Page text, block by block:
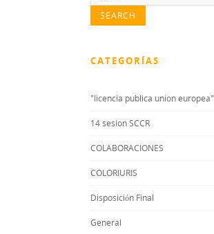
CATEGORÍAS
"licencia publica union europea"
14 sesion SCCR
COLABORACIONES
COLORIURIS
Disposición Final
General